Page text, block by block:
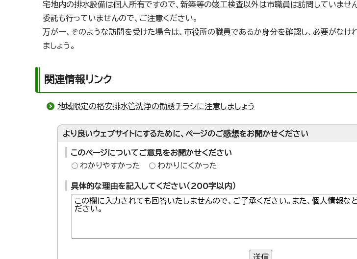
宅地内の排水設備は個人所有ですので、新築等の竣工検査以外は市職員は訪問していませ
委託も行っていませんので、ご注意ください。
万が一、そのような訪問を受けた場合は、市役所の職員であるか身分を確認し、必要がなけ
ましょう。
関連情報リンク
地域限定の格安排水管洗浄の勧誘チラシに注意しましょう
より良いウェブサイトにするために、ページのご感想をお聞かせください
このページについてご意見をお聞かせください
わかりやすかった
わかりにくかった
具体的な理由を記入してください（200字以内）
送信